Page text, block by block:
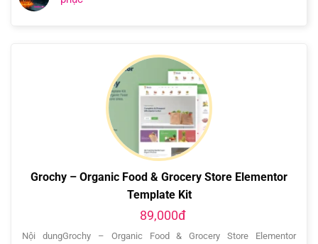
Grochy – Organic Food & Grocery Store Elementor
Template Kit
89,000đ
Nội dungGrochy – Organic Food & Grocery Store Elementor